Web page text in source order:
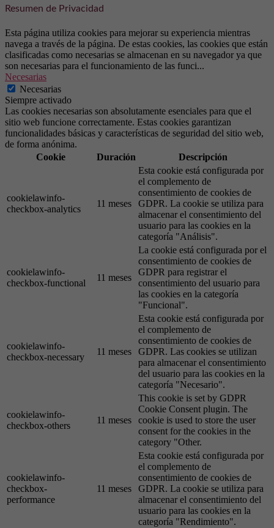
Resumen de Privacidad
Esta página utiliza cookies para mejorar su experiencia mientras
navega a través de la página. De estas cookies, las cookies que están
clasificadas como necesarias se almacenan en su navegador ya que
son necesarias para el funcionamiento de las funci...
Necesarias
Necesarias
Siempre activado
Las cookies necesarias son absolutamente esenciales para que el
sitio web funcione correctamente. Estas cookies garantizan
funcionalidades básicas y características de seguridad del sitio web,
de forma anónima.
Cookie
Duración Descripción
cookielawinfo-
checkbox-analytics
11 meses
Esta cookie está configurada por
el complemento de
consentimiento de cookies de
GDPR. La cookie se utiliza para
almacenar el consentimiento del
usuario para las cookies en la
categoría "Análisis".
cookielawinfo-
checkbox-functional
11 meses
La cookie está configurada por el
consentimiento de cookies de
GDPR para registrar el
consentimiento del usuario para
las cookies en la categoría
"Funcional".
cookielawinfo-
checkbox-necessary
11 meses
Esta cookie está configurada por
el complemento de
consentimiento de cookies de
GDPR. Las cookies se utilizan
para almacenar el consentimiento
del usuario para las cookies en la
categoría "Necesario".
cookielawinfo-
checkbox-others
11 meses
This cookie is set by GDPR
Cookie Consent plugin. The
cookie is used to store the user
consent for the cookies in the
category "Other.
cookielawinfo-
checkbox-
performance
11 meses
Esta cookie está configurada por
el complemento de
consentimiento de cookies de
GDPR. La cookie se utiliza para
almacenar el consentimiento del
usuario para las cookies en la
categoría "Rendimiento".